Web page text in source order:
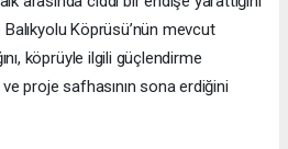
Köprüsü’nün mevcut
köprüyle ilgili güçlendirme
proje safhasının sona erdiğini